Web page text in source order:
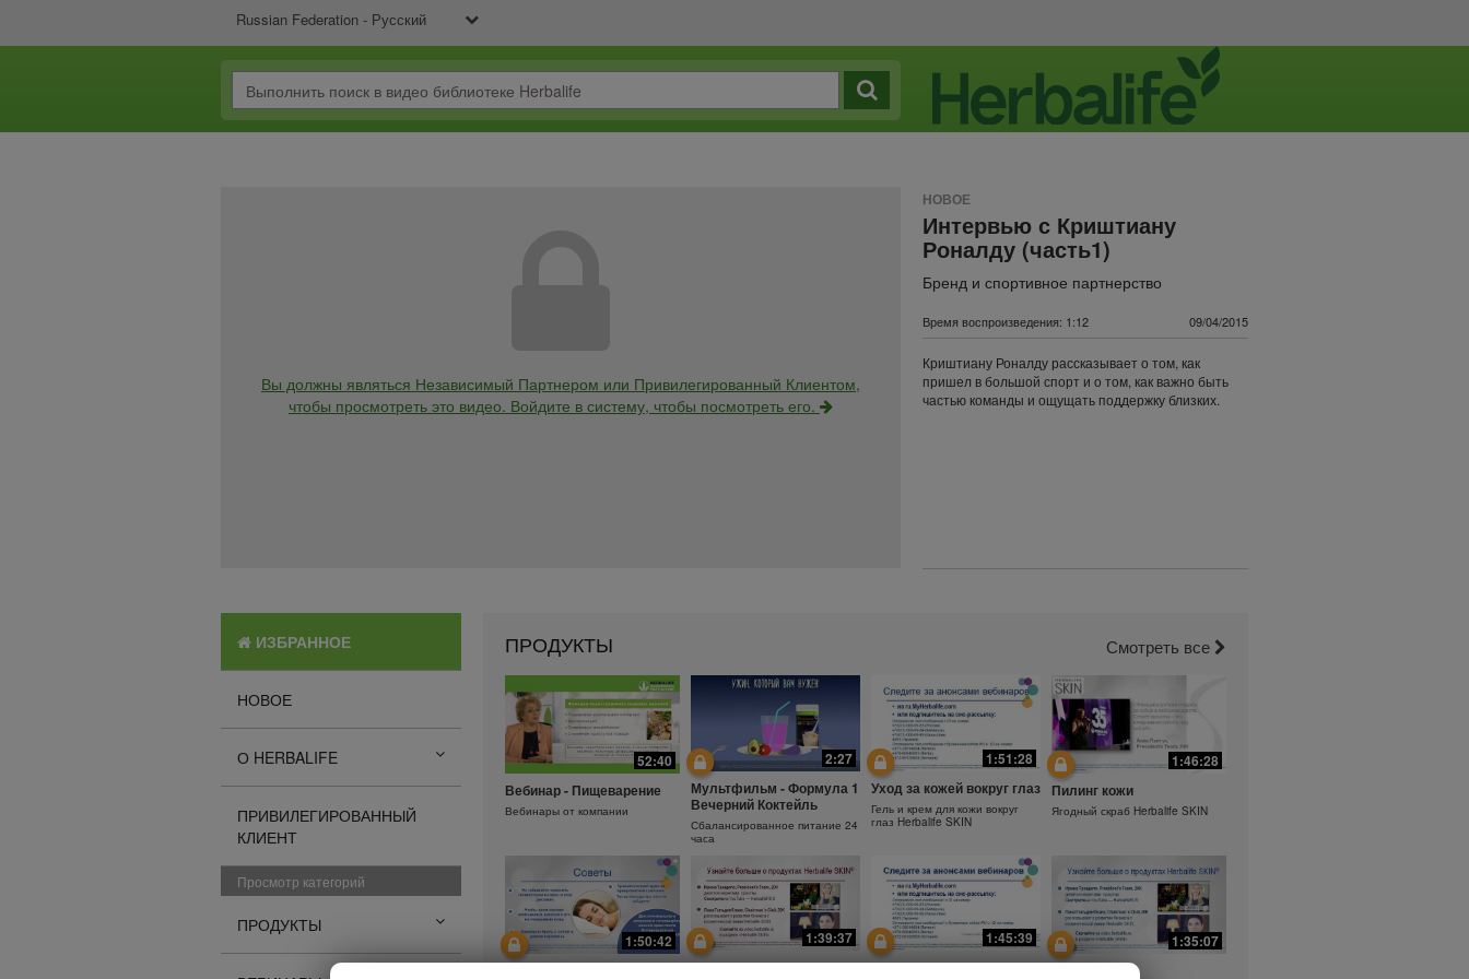
Russian Federation - Русский
Вы должны являться Независимый Партнером или Привилегированный Клиентом,
чтобы просмотреть это видео. Войдите в систему, чтобы посмотреть его.
НОВОЕ
Интервью с Криштиану
Роналду (часть1)
Бренд и спортивное партнерство
Время воспроизведения: 1:12 09/04/2015
Криштиану Роналду рассказывает о том, как
пришел в большой спорт и о том, как важно быть
частью команды и ощущать поддержку близких.
ИЗБРАННОЕ
НОВОЕ
О HERBALIFE
ПРИВИЛЕГИРОВАННЫЙ
КЛИЕНТ
Просмотр категорий
ПРОДУКТЫ
ПРОДУКТЫ Смотреть все
52:40
Вебинар - Пищеварение
Вебинары от компании
2:27
Мультфильм - Формула 1
Вечерний Коктейль
Сбалансированное питание 24
часа
1:51:28
Уход за кожей вокруг глаз
Гель и крем для кожи вокруг
глаз Herbalife SKIN
1:46:28
Пилинг кожи
Ягодный скраб Herbalife SKIN
1:50:42
1:39:37
Почему необходимо
1:45:39
Защита от солнца.
1:35:07
Ежедневный